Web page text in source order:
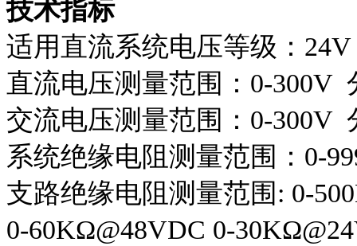
技术指标
适用直流系统电压等级：
直流电压测量范围：0-300V
交流电压测量范围：0-300V
系统绝缘电阻测量范围：0-
支路绝缘电阻测量范围: 0-
0-60KΩ@48VDC 0-